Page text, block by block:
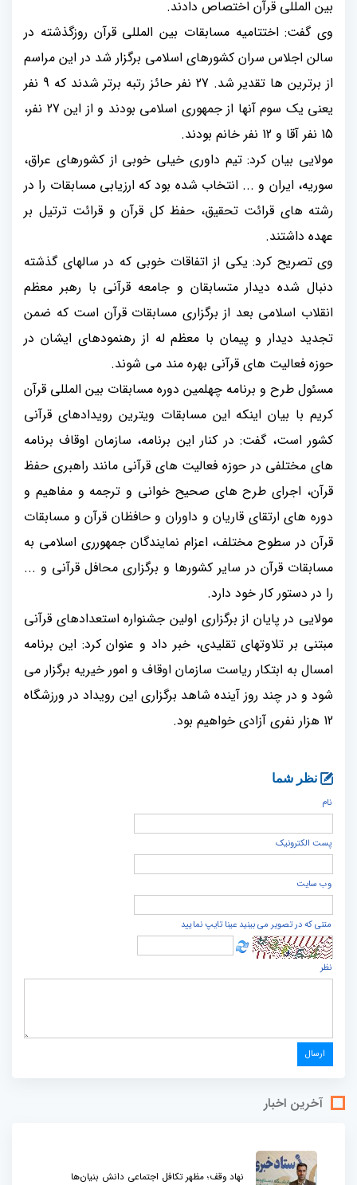
بین المللی قرآن اختصاص دادند.
وی گفت: اختتامیه مسابقات بین المللی قرآن روزگذشته در
سالن اجلاس سران کشورهای اسلامی برگزار شد در این مراسم
از برترین ها تقدیر شد. 27 نفر حائز رتبه برتر شدند که 9 نفر
یعنی یک سوم آنها از جمهوری اسلامی بودند و از این 27 نفر،
15 نفر آقا و 12 نفر خانم بودند.
مولایی بیان کرد: تیم داوری خیلی خوبی از کشورهای عراق،
سوریه، ایران و ... انتخاب شده بود که ارزیابی مسابقات را در
رشته های قرائت تحقیق، حفظ کل قرآن و قرائت ترتیل بر
عهده داشتند.
وی تصریح کرد: یکی از اتفاقات خوبی که در سالهای گذشته
دنبال شده دیدار متسابقان و جامعه قرآنی با رهبر معظم
انقلاب اسلامی بعد از برگزاری مسابقات قرآن است که ضمن
تجدید دیدار و پیمان با معظم له از رهنمودهای ایشان در
حوزه فعالیت های قرآنی بهره مند می شوند.
مسئول طرح و برنامه چهلمین دوره مسابقات بین المللی قرآن
کریم با بیان اینکه این مسابقات ویترین رویدادهای قرآنی
کشور است، گفت: در کنار این برنامه، سازمان اوقاف برنامه
های مختلفی در حوزه فعالیت های قرآنی مانند راهبری حفظ
قرآن، اجرای طرح های صحیح خوانی و ترجمه و مفاهیم و
دوره های ارتقای قاریان و داوران و حافظان قرآن و مسابقات
قرآن در سطوح مختلف، اعزام نمایندگان جمهورری اسلامی به
مسابقات قرآن در سایر کشورها و برگزاری محافل قرآنی و ...
را در دستور کار خود دارد.
مولایی در پایان از برگزاری اولین جشنواره استعدادهای قرآنی
مبتنی بر تلاوتهای تقلیدی، خبر داد و عنوان کرد: این برنامه
امسال به ابتکار ریاست سازمان اوقاف و امور خیریه برگزار می
شود و در چند روز آینده شاهد برگزاری این رویداد در ورزشگاه
12 هزار نفری آزادی خواهیم بود.
نظر شما
نام
پست الكترونيک
وب سایت
متنی که در تصویر می بینید عینا تایپ نمایید
نظر
آخرین اخبار
نهاد وقف؛ مظهر تکافل اجتماعی دانش بنیان‌ها